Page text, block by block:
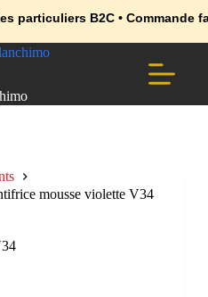
B2C • Commande facile et
en Espace Pro B2B 📦
🚀 Rejoignez l’Espace Pro
mousse violette V34